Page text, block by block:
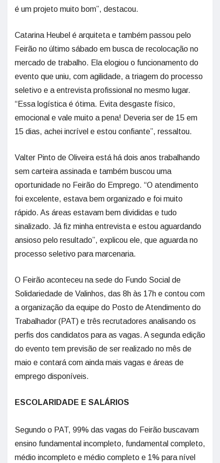
é um projeto muito bom”, destacou.
Catarina Heubel é arquiteta e também passou pelo
Feirão no último sábado em busca de recolocação no
mercado de trabalho. Ela elogiou o funcionamento do
evento que uniu, com agilidade, a triagem do processo
seletivo e a entrevista profissional no mesmo lugar.
“Essa logística é ótima. Evita desgaste físico,
emocional e vale muito a pena! Deveria ser de 15 em
15 dias, achei incrível e estou confiante”, ressaltou.
Valter Pinto de Oliveira está há dois anos trabalhando
sem carteira assinada e também buscou uma
oportunidade no Feirão do Emprego. “O atendimento
foi excelente, estava bem organizado e foi muito
rápido. As áreas estavam bem divididas e tudo
sinalizado. Já fiz minha entrevista e estou aguardando
ansioso pelo resultado”, explicou ele, que aguarda no
processo seletivo para marcenaria.
O Feirão aconteceu na sede do Fundo Social de
Solidariedade de Valinhos, das 8h às 17h e contou com
a organização da equipe do Posto de Atendimento do
Trabalhador (PAT) e três recrutadores analisando os
perfis dos candidatos para as vagas. A segunda edição
do evento tem previsão de ser realizado no mês de
maio e contará com ainda mais vagas e áreas de
emprego disponíveis.
ESCOLARIDADE E SALÁRIOS
Segundo o PAT, 99% das vagas do Feirão buscavam
ensino fundamental incompleto, fundamental completo,
médio incompleto e médio completo e 1% para nível